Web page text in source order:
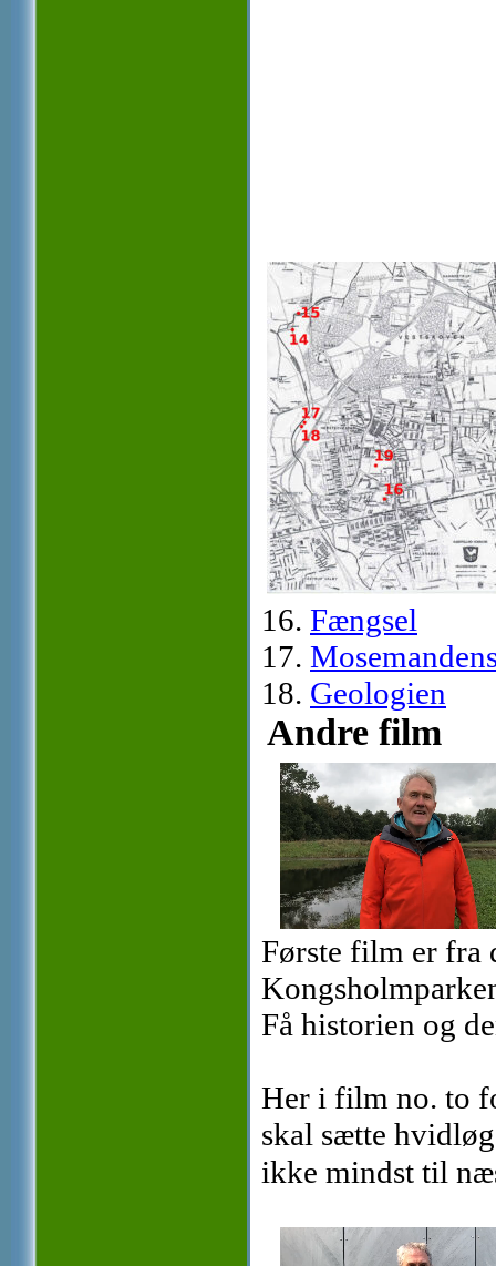
16. Fængsel
17.
18. Geologien
Andre film
Første film er fra
Få historien og
Her i film no. to
skal sætte
ikke mindst til